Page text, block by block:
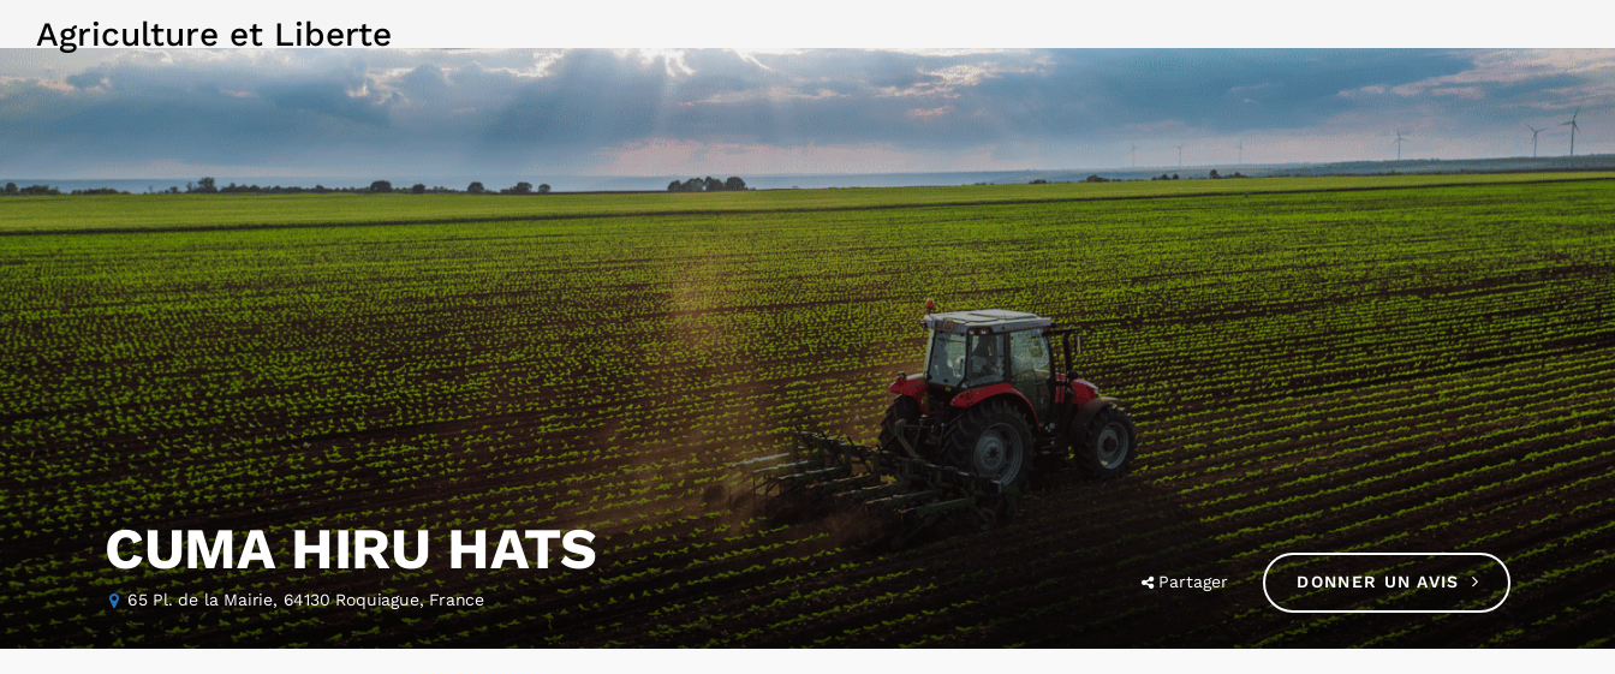
Agriculture et Liberte
CUMA HIRU HATS
65 Pl. de la Mairie, 64130 Roquiague, France
Partager DONNER UN AVIS